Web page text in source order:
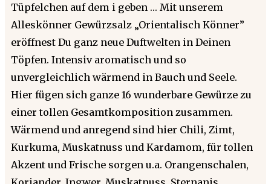
Tüpfelchen auf dem i geben … Mit unserem
Alleskönner Gewürzsalz „Orientalisch Könner”
eröffnest Du ganz neue Duftwelten in Deinen
Töpfen. Intensiv aromatisch und so
unvergleichlich wärmend in Bauch und Seele.
Hier fügen sich ganze 16 wunderbare Gewürze zu
einer tollen Gesamtkomposition zusammen.
Wärmend und anregend sind hier Chili, Zimt,
Kurkuma, Muskatnuss und Kardamom, für tollen
Akzent und Frische sorgen u.a. Orangenschalen,